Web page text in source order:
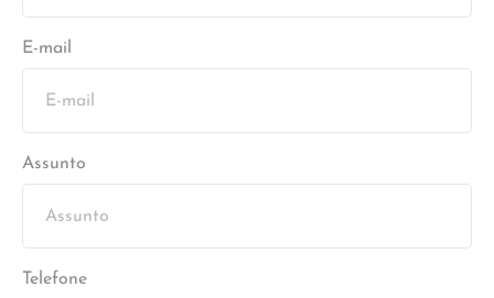
E-mail
Assunto
Telefone